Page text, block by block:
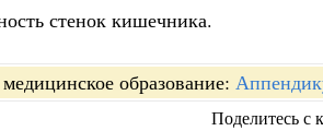
стенок кишечника.
образование:
Поделитесь с